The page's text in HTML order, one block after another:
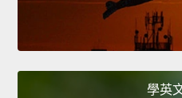
學英